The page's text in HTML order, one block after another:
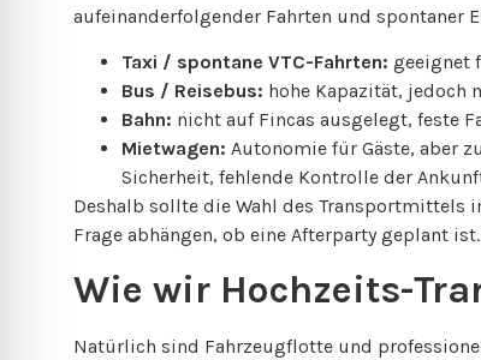
aufeinanderfolgender Fahrten und spontaner
Taxi / spontane VTC-Fahrten: geeignet
Bus / Reisebus: hohe Kapazität, jedoch
Bahn: nicht auf Fincas ausgelegt, feste
Mietwagen: Autonomie für Gäste, aber
Sicherheit, fehlende Kontrolle der
Deshalb sollte die Wahl des Transportmittels
Frage abhängen, ob eine Afterparty geplant ist.
Wie wir Hochzeits-
Natürlich sind Fahrzeugflotte und